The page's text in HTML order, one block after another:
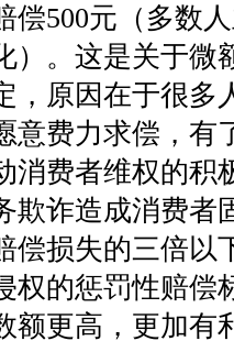
偿500元（多数
）。这是关于微
，原因在于很多
意费力求偿，有
消费者维权的积
欺诈造成消费者
偿损失的三倍以
权的惩罚性赔偿
额更高，更加有